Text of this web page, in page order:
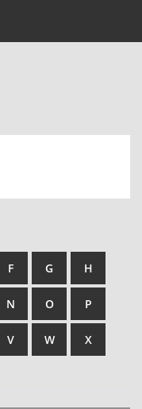
F G H
N O P
V W X